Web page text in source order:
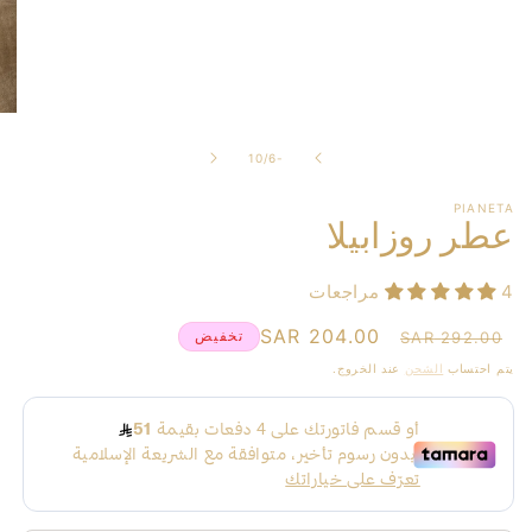
-6
/ل10
PIANETA
عطر روزابيلا
4 مراجعات
سعر
عادي
292.00 SAR
سعر
البيع
204.00 SAR تخفيض
يتم احتساب الشحن عند الخروج.